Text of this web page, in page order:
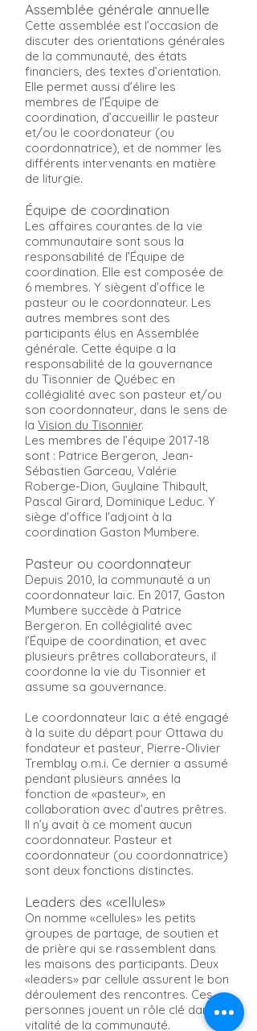
Assemblée générale annuelle
Cette assemblée est l’occasion de
discuter des orientations générales
de la communauté, des états
financiers, des textes d’orientation.
Elle permet aussi d’élire les
membres de l’Équipe de
coordination, d’accueillir le pasteur
et/ou le coordonateur (ou
coordonnatrice), et de nommer les
différents intervenants en matière
de liturgie.
Équipe de coordination
Les affaires courantes de la vie
communautaire sont sous la
responsabilité de l’Équipe de
coordination. Elle est composée de
6 membres. Y siègent d’office le
pasteur ou le coordonnateur. Les
autres membres sont des
participants élus en Assemblée
générale. Cette équipe a la
responsabilité de la gouvernance
du Tisonnier de Québec en
collégialité avec son pasteur et/ou
son coordonnateur, dans le sens de
la Vision du Tisonnier.
Les membres de l’équipe 2017-18
sont : Patrice Bergeron, Jean-
Sébastien Garceau, Valérie
Roberge-Dion, Guylaine Thibault,
Pascal Girard, Dominique Leduc. Y
siège d'office l'adjoint à la
coordination Gaston Mumbere.
Pasteur ou coordonnateur
Depuis 2010, la communauté a un
coordonnateur laïc. En 2017, Gaston
Mumbere succède à Patrice
Bergeron. En collégialité avec
l’Équipe de coordination, et avec
plusieurs prêtres collaborateurs, il
coordonne la vie du Tisonnier et
assume sa gouvernance.
Le coordonnateur laïc a été engagé
à la suite du départ pour Ottawa du
fondateur et pasteur, Pierre-Olivier
Tremblay o.m.i. Ce dernier a assumé
pendant plusieurs années la
fonction de «pasteur», en
collaboration avec d’autres prêtres.
Il n’y avait à ce moment aucun
coordonnateur. Pasteur et
coordonnateur (ou coordonnatrice)
sont deux fonctions distinctes.
Leaders des «cellules»
On nomme «cellules» les petits
groupes de partage, de soutien et
de prière qui se rassemblent dans
les maisons des participants. Deux
«leaders» par cellule assurent le bon
déroulement des rencontres. Ces
personnes jouent un rôle clé dans la
vitalité de la communauté.